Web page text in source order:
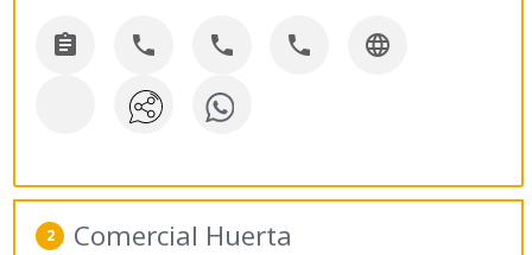
    
2 Comercial Huerta